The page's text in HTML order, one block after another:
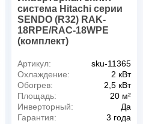
система Hitachi серии
SENDO (R32) RAK-
18RPE/RAC-18WPE
(комплект)
Артикул:
sku-11365
Охлаждение:
2 кВт
Обогрев:
2,5 кВт
Площадь:
20 м²
Инверторный:
Да
Гарантия:
3 года